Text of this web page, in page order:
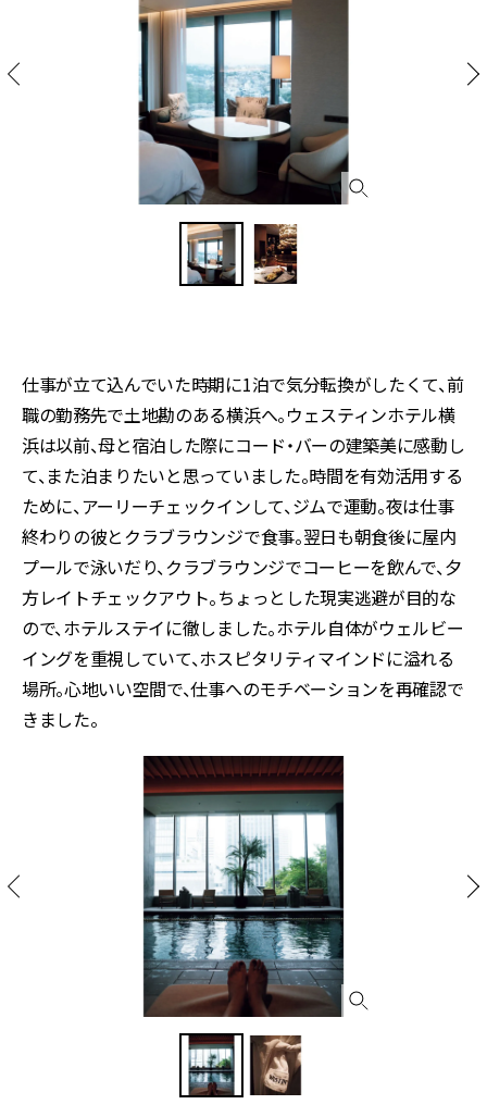
仕事が立て込んでいた時期に1泊で気分転換がしたくて、前
職の勤務先で土地勘のある横浜へ。ウェスティンホテル横
浜は以前、母と宿泊した際にコード・バーの建築美に感動し
て、また泊まりたいと思っていました。時間を有効活用する
ために、アーリーチェックインして、ジムで運動。夜は仕事
終わりの彼とクラブラウンジで食事。翌日も朝食後に屋内
プールで泳いだり、クラブラウンジでコーヒーを飲んで、夕
方レイトチェックアウト。ちょっとした現実逃避が目的な
ので、ホテルステイに徹しました。ホテル自体がウェルビー
イングを重視していて、ホスピタリティマインドに溢れる
場所。心地いい空間で、仕事へのモチベーションを再確認で
きました。